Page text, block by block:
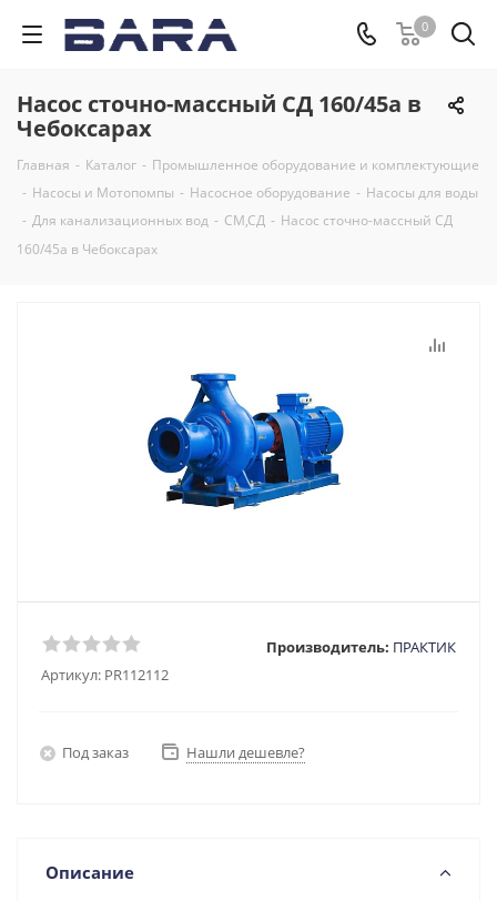
0
Насос сточно-массный СД 160/45а в
Чебоксарах
Главная - Каталог - Промышленное оборудование и комплектующие
- Насосы и Мотопомпы - Насосное оборудование - Насосы для воды
- Для канализационных вод - СМ,СД - Насос сточно-массный СД
160/45а в Чебоксарах
Артикул: PR112112
Производитель: ПРАКТИК
Под заказ Нашли дешевле?
Описание